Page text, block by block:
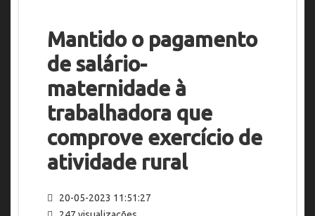
Mantido o pagamento
de salário-
maternidade à
trabalhadora que
comprove exercício de
atividade rural
20-05-2023 11:51:27